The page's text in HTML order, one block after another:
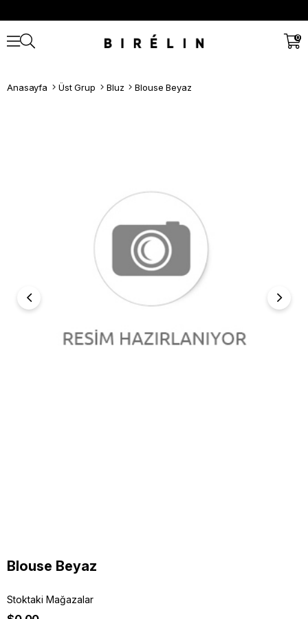
0
Anasayfa Üst Grup Bluz Blouse Beyaz
Blouse Beyaz
Stoktaki Mağazalar